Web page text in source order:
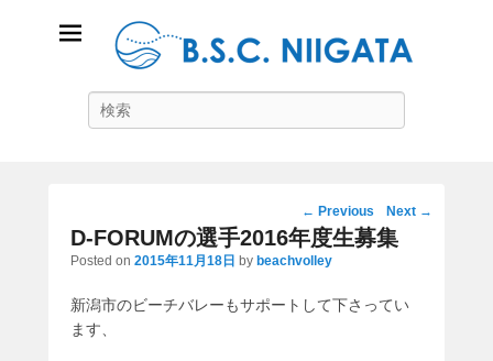
B.S.C Niigata
ビーチスポーツコミュニティ新潟
Post
navigation
← Previous Next →
D-FORUMの選手2016年度生募集
Posted on 2015年11月18日 by beachvolley
新潟市のビーチバレーもサポートして下さってい
ます、